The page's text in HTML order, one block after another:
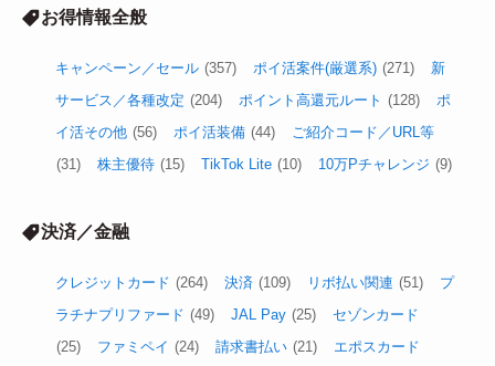
お得情報全般
キャンペーン／セール (357) ポイ活案件(厳選系) (271)
新
サービス／各種改定 (204) ポイント高還元ルート (128)
ポ
イ活その他 (56) ポイ活装備 (44)
ご紹介コード／URL等
(31)
株主優待 (15) TikTok Lite (10) 10万Pチャレンジ (9)
決済／金融
クレジットカード (264) 決済 (109) リボ払い関連 (51)
プ
ラチナプリファード (49) JAL Pay (25)
セゾンカード
(25)
ファミペイ (24) 請求書払い (21)
エポスカード